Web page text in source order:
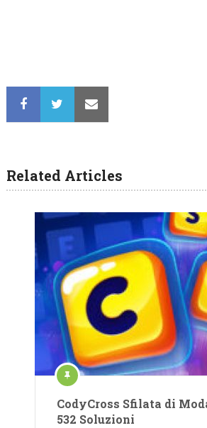
Related Articles
CodyCross Sfilata di
532 Soluzioni